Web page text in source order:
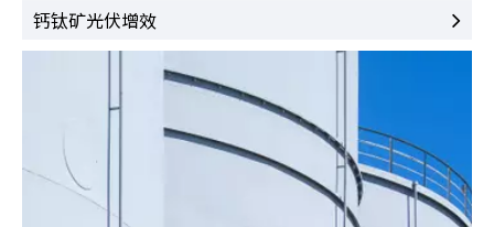
于建筑屋面、仓储顶
棚、露天顶棚等多处基
面，一站式解决防水与
降温两大需求，是户外
基面防护的优质选材。
致冷涂料施工提供平整
料损耗率。
钙钛矿光伏增效